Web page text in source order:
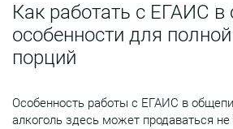
Как работать с ЕГАИС в
особенности для
порций
Особенность работы с ЕГАИС в
алкоголь здесь может продаваться